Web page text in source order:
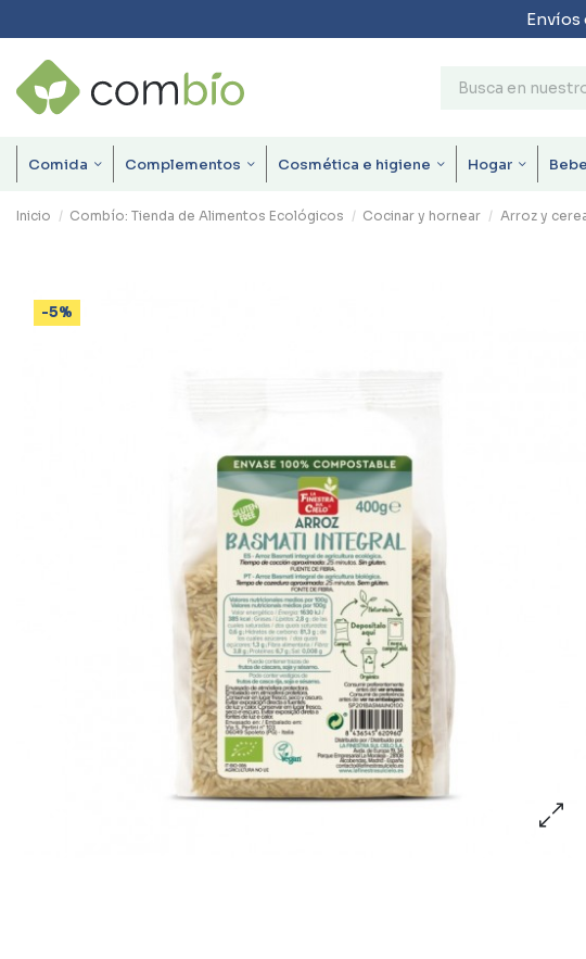
Comida Complementos Cosmética e higiene Hogar
Inicio Combío: Tienda de Alimentos Ecológicos Cocinar y hornear Arroz y
-5%